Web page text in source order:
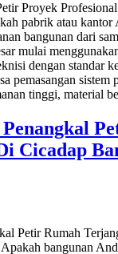
Proyek
pabrik atau kantor
bangunan dari
mulai
dengan standar
pemasangan sistem
tinggi, material
Penangkal
Cicadap
Petir Rumah
bangunan